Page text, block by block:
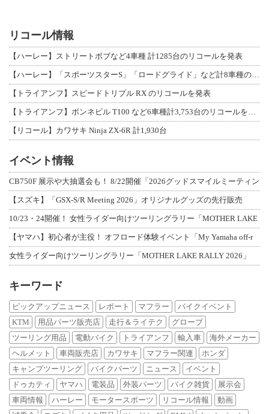
リコール情報
【ハーレー】ストリートボブなど4車種 計1285台のリコールを発表
【ハーレー】「スポーツスターS」「ロードグライド」など計8車種のリコールを発表
【トライアンフ】スピードトリプル RX のリコールを発表
【トライアンフ】ボンネビル T100 など6車種計3,753台のリコールを発表
【リコール】カワサキ Ninja ZX-6R 計1,930台
イベント情報
CB750F 展示や大抽選会も！ 8/22開催「2026グッドスマイルミーティン
【スズキ】「GSX-S/R Meeting 2026」オリジナルグッズの先行販売
10/23・24開催！ 女性ライダー向けツーリングラリー「MOTHER LAKE
【ヤマハ】初心者が主役！ オフロード体験イベント「My Yamaha off-r
女性ライダー向けツーリングラリー「MOTHER LAKE RALLY 2026」
キーワード
ピックアップニュース レポート マフラー
バイクイベント
KTM
用品パーツ販売店 走行＆ライテク
グローブ
ツーリング用品
電動バイク トライアンフ 輸入車
海外メーカー
ヘルメット
車両販売店 カワサキ マフラー関連
ホンダ
キャンプツーリング
バイクパーツ ニュース
イベント
ドゥカティ
ヤマハ 電装品 外装パーツ バイク雑貨
展示会
車両情報
ハーレー モータースポーツ リコール情報
動画